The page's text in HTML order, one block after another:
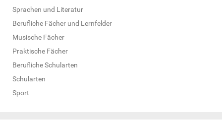
Sprachen und Literatur
Berufliche Fächer und Lernfelder
Musische Fächer
Praktische Fächer
Berufliche Schularten
Schularten
Sport